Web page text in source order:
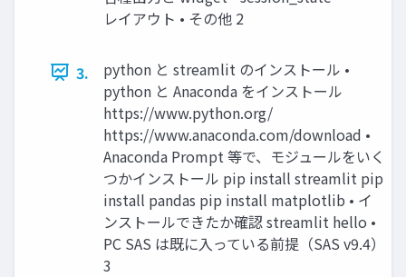
レイアウト • その他 2
3.
python と streamlit のインストール •
python と Anaconda をインストール
https://www.python.org/
https://www.anaconda.com/download •
Anaconda Prompt 等で、モジュールをいく
つかインストール pip install streamlit pip
install pandas pip install matplotlib • イ
ンストールできたか確認 streamlit hello •
PC SAS は既に入っている前提（SAS v9.4）
3